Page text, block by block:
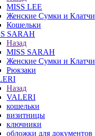
MISS LEE
Женские Сумки и Клатчи
Кошельки
SARAH
Назад
MISS SARAH
Женские Сумки и Клатчи
Рюкзаки
Назад
VALERI
кошельки
визитницы
ключники
обложки для документов